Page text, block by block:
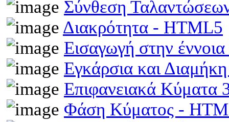
Σύνθεση
Διακρότητα - HTML5
Εισαγωγή στην
Εγκάρσια και
Επιφανειακά
Φάση Κύματος -